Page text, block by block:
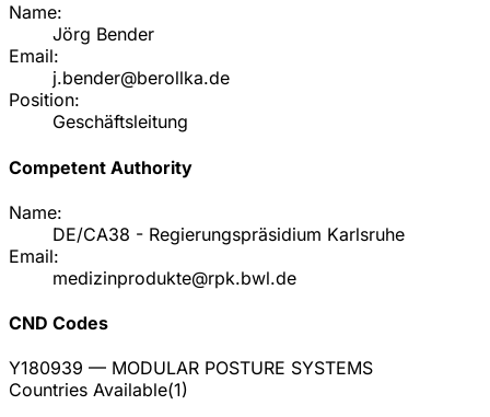
Name:
Jörg Bender
Email:
j.bender@berollka.de
Position:
Geschäftsleitung
Competent Authority
Name:
DE/CA38 - Regierungspräsidium Karlsruhe
Email:
medizinprodukte@rpk.bwl.de
CND Codes
Y180939 — MODULAR POSTURE SYSTEMS
Countries Available(1)